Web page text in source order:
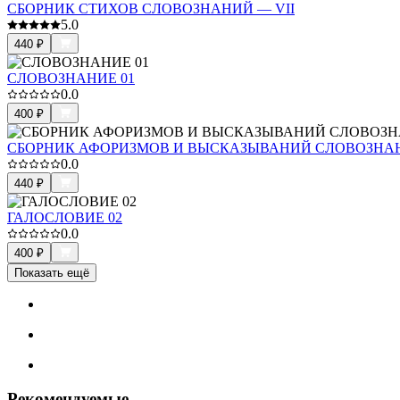
СБОРНИК СТИХОВ СЛОВОЗНАНИЙ — VII
5.0
440 ₽
СЛОВОЗНАНИЕ 01
0.0
400 ₽
СБОРНИК АФОРИЗМОВ И ВЫСКАЗЫВАНИЙ
0.0
440 ₽
ГАЛОСЛОВИЕ 02
0.0
400 ₽
Показать ещё